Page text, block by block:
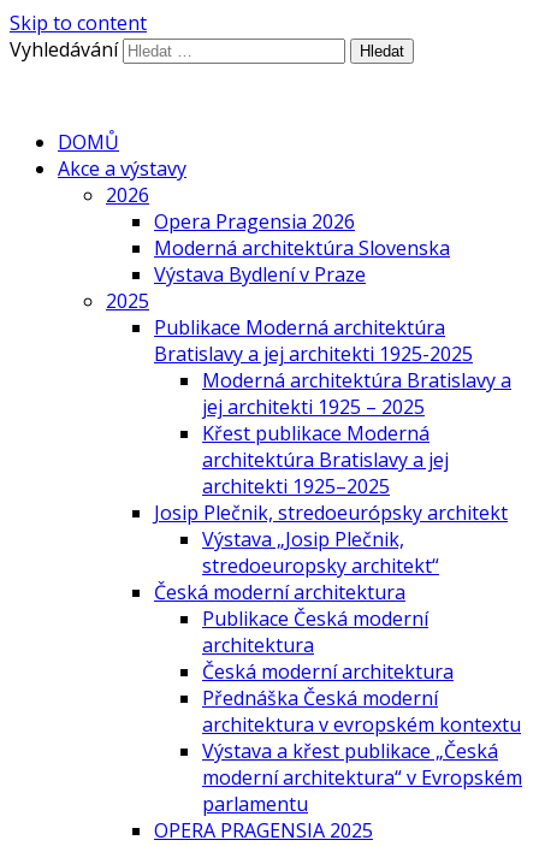
Skip to content
Vyhledávání
DOMŮ
Akce a výstavy
2026
Opera Pragensia 2026
Moderná architektúra Slovenska
Výstava Bydlení v Praze
2025
Publikace Moderná architektúra
Bratislavy a jej architekti 1925-2025
Moderná architektúra Bratislavy a
jej architekti 1925 – 2025
Křest publikace Moderná
architektúra Bratislavy a jej
architekti 1925–2025
Josip Plečnik, stredoeurópsky architekt
Výstava „Josip Plečnik,
stredoeuropsky architekt“
Česká moderní architektura
Publikace Česká moderní
architektura
Česká moderní architektura
Přednáška Česká moderní
architektura v evropském kontextu
Výstava a křest publikace „Česká
moderní architektura“ v Evropském
parlamentu
OPERA PRAGENSIA 2025